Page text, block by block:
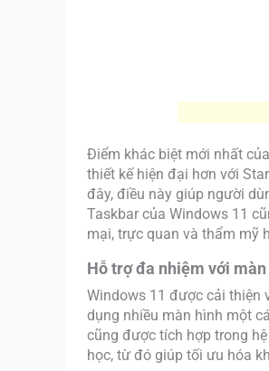
Điểm khác biệt mới nhất
thiết kế hiện đại hơn với
đây, điều này giúp người
Taskbar của Windows 11
mại, trực quan và thẩm mỹ
Hỗ trợ đa nhiệm với
Windows 11 được cải thiện
dụng nhiều màn hình một
cũng được tích hợp trong
học, từ đó giúp tối ưu hóa